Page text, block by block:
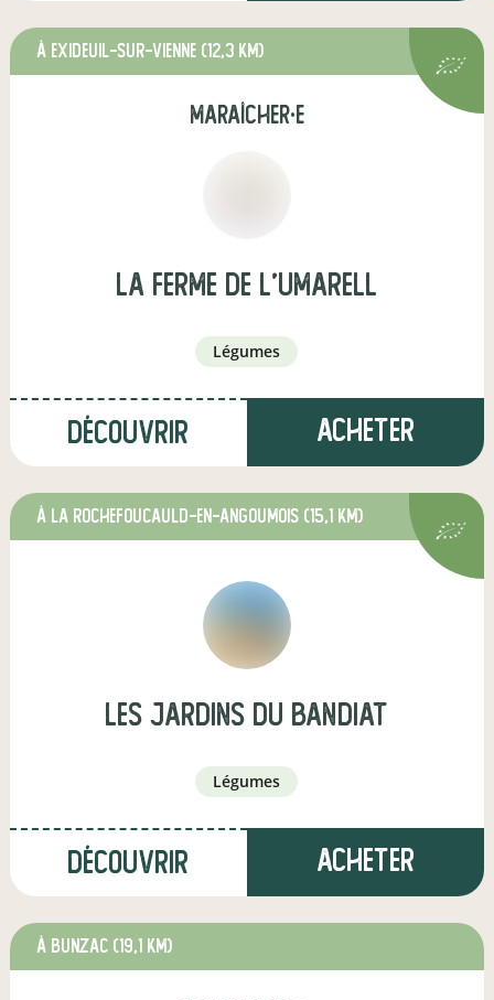
à Exideuil-sur-Vienne (12,3 km)
maraîcher·e
la ferme de l'umarell
légumes
Découvrir Acheter
à La Rochefoucauld-en-Angoumois (15,1 km)
Les Jardins du Bandiat
légumes
Découvrir Acheter
à Bunzac (19,1 km)